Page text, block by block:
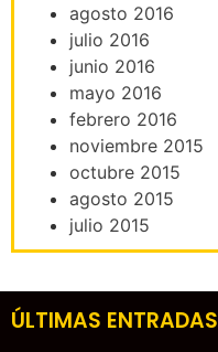
agosto 2016
julio 2016
junio 2016
mayo 2016
febrero 2016
noviembre 2015
octubre 2015
agosto 2015
julio 2015
ÚLTIMAS ENTRADAS